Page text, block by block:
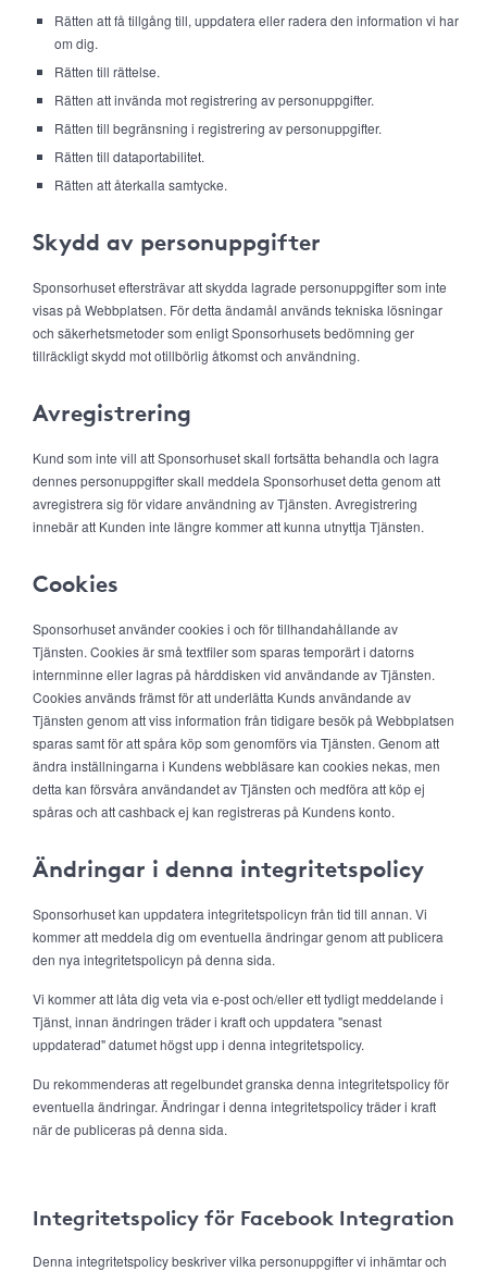
Rätten att få tillgång till, uppdatera eller radera den information vi har
om dig.
Rätten till rättelse.
Rätten att invända mot registrering av personuppgifter.
Rätten till begränsning i registrering av personuppgifter.
Rätten till dataportabilitet.
Rätten att återkalla samtycke.
Skydd av personuppgifter
Sponsorhuset eftersträvar att skydda lagrade personuppgifter som inte
visas på Webbplatsen. För detta ändamål används tekniska lösningar
och säkerhetsmetoder som enligt Sponsorhusets bedömning ger
tillräckligt skydd mot otillbörlig åtkomst och användning.
Avregistrering
Kund som inte vill att Sponsorhuset skall fortsätta behandla och lagra
dennes personuppgifter skall meddela Sponsorhuset detta genom att
avregistrera sig för vidare användning av Tjänsten. Avregistrering
innebär att Kunden inte längre kommer att kunna utnyttja Tjänsten.
Cookies
Sponsorhuset använder cookies i och för tillhandahållande av
Tjänsten. Cookies är små textfiler som sparas temporärt i datorns
internminne eller lagras på hårddisken vid användande av Tjänsten.
Cookies används främst för att underlätta Kunds användande av
Tjänsten genom att viss information från tidigare besök på Webbplatsen
sparas samt för att spåra köp som genomförs via Tjänsten. Genom att
ändra inställningarna i Kundens webbläsare kan cookies nekas, men
detta kan försvåra användandet av Tjänsten och medföra att köp ej
spåras och att cashback ej kan registreras på Kundens konto.
Ändringar i denna integritetspolicy
Sponsorhuset kan uppdatera integritetspolicyn från tid till annan. Vi
kommer att meddela dig om eventuella ändringar genom att publicera
den nya integritetspolicyn på denna sida.
Vi kommer att låta dig veta via e-post och/eller ett tydligt meddelande i
Tjänst, innan ändringen träder i kraft och uppdatera "senast
uppdaterad" datumet högst upp i denna integritetspolicy.
Du rekommenderas att regelbundet granska denna integritetspolicy för
eventuella ändringar. Ändringar i denna integritetspolicy träder i kraft
när de publiceras på denna sida.
Integritetspolicy för Facebook Integration
Denna integritetspolicy beskriver vilka personuppgifter vi inhämtar och